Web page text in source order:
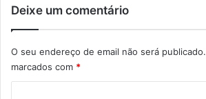
Deixe um comentário
O seu endereço de email não será publicado.
marcados com *